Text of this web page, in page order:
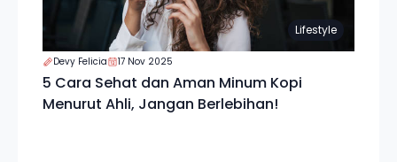
Lifestyle
Devy Felicia 17 Nov 2025
5 Cara Sehat dan Aman Minum Kopi
Menurut Ahli, Jangan Berlebihan!